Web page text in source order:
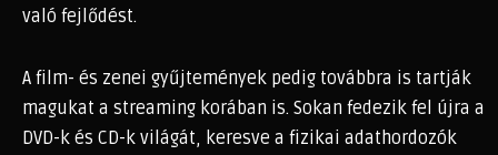
való fejlődést.
A film- és zenei gyűjtemények pedig továbbra is tartják
magukat a streaming korában is. Sokan fedezik fel újra a
DVD-k és CD-k világát, keresve a fizikai adathordozók